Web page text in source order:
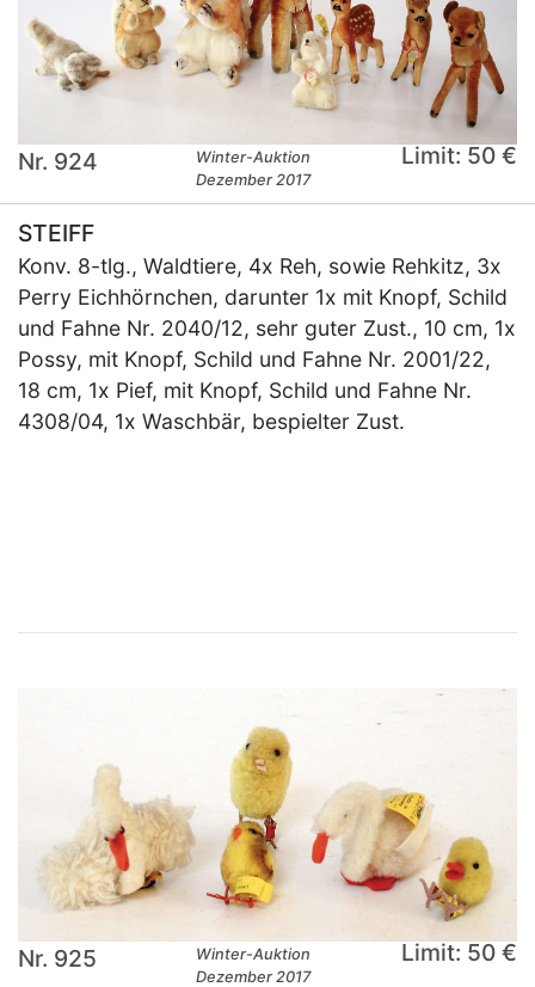
Nr. 924
Winter-Auktion
Dezember 2017
Limit: 50 €
STEIFF
Konv. 8-tlg., Waldtiere, 4x Reh, sowie Rehkitz, 3x
Perry Eichhörnchen, darunter 1x mit Knopf, Schild
und Fahne Nr. 2040/12, sehr guter Zust., 10 cm, 1x
Possy, mit Knopf, Schild und Fahne Nr. 2001/22,
18 cm, 1x Pief, mit Knopf, Schild und Fahne Nr.
4308/04, 1x Waschbär, bespielter Zust.
Nr. 925
Winter-Auktion
Dezember 2017
Limit: 50 €